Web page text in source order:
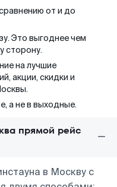
от и до
Это выгоднее чем
сторону.
на лучшие
акции, скидки и
а не в выходные.
прямой рейс
в Москву с